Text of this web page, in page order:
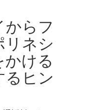
からフ
リネシ
かける
るヒン